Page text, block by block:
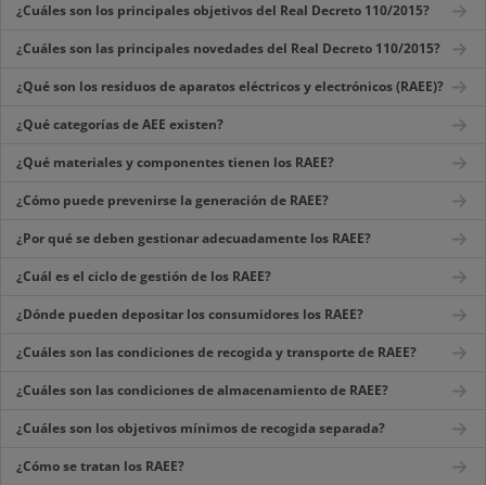
¿Cuáles son los principales objetivos del Real Decreto 110/2015?
¿Cuáles son las principales novedades del Real Decreto 110/2015?
¿Qué son los residuos de aparatos eléctricos y electrónicos (RAEE)?
¿Qué categorías de AEE existen?
¿Qué materiales y componentes tienen los RAEE?
¿Cómo puede prevenirse la generación de RAEE?
¿Por qué se deben gestionar adecuadamente los RAEE?
¿Cuál es el ciclo de gestión de los RAEE?
¿Dónde pueden depositar los consumidores los RAEE?
¿Cuáles son las condiciones de recogida y transporte de RAEE?
¿Cuáles son las condiciones de almacenamiento de RAEE?
¿Cuáles son los objetivos mínimos de recogida separada?
¿Cómo se tratan los RAEE?